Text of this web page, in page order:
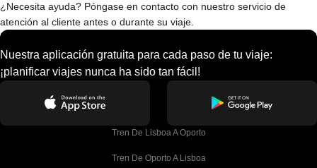
¿Necesita ayuda? Póngase en contacto con nuestro servicio de
atención al cliente antes o durante su viaje.
Nuestra aplicación gratuita para cada paso de tu viaje:
¡planificar viajes nunca ha sido tan fácil!
Tren De Lisboa A Oporto
Tren De Oporto A Lisboa